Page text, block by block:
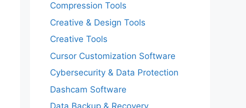
Compression Tools
Creative & Design Tools
Creative Tools
Cursor Customization Software
Cybersecurity & Data Protection
Dashcam Software
Data Backup & Recovery